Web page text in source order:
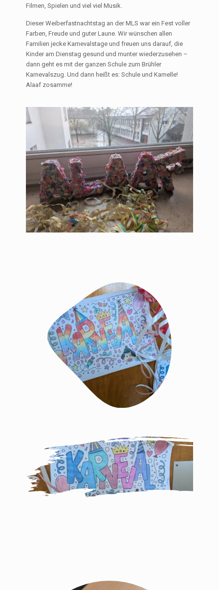
Filmen, Spielen und viel viel Musik.
Dieser Weiberfastnachtstag an der MLS war ein Fest voller
Farben, Freude und guter Laune. Wir wünschen allen
Familien jecke Karnevalstage und freuen uns darauf, die
Kinder am Dienstag gesund und munter wiederzusehen –
dann geht es mit der ganzen Schule zum Brühler
Karnevalszug. Und dann heißt es: Schule und Kamelle!
Alaaf zosamme!